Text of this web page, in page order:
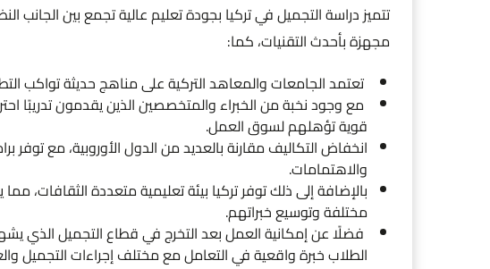
تتميز دراسة التجميل في تركيا بجودة تعليم عالية تجمع بين الجانب
مجهزة بأحدث التقنيات، كما:
تعتمد الجامعات والمعاهد التركية على مناهج حديثة تواكب
مع وجود نخبة من الخبراء والمتخصصين الذين يقدمون تدريبًا
قوية تؤهلهم لسوق العمل.
انخفاض التكاليف مقارنة بالعديد من الدول الأوروبية، مع
والاهتمامات.
بالإضافة إلى ذلك توفر تركيا بيئة تعليمية متعددة الثقافات،
مختلفة وتوسيع خبراتهم.
فضلًا عن إمكانية العمل بعد التخرج في قطاع التجميل الذي
الطلاب خبرة واقعية في التعامل مع مختلف إجراءات التجميل